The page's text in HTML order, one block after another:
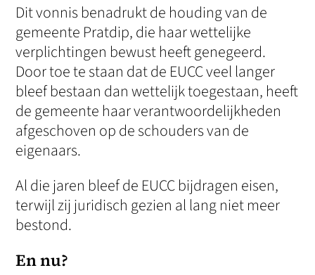
Dit vonnis benadrukt de houding van de
gemeente Pratdip, die haar wettelijke
verplichtingen bewust heeft genegeerd.
Door toe te staan dat de EUCC veel langer
bleef bestaan dan wettelijk toegestaan, heeft
de gemeente haar verantwoordelijkheden
afgeschoven op de schouders van de
eigenaars.
Al die jaren bleef de EUCC bijdragen eisen,
terwijl zij juridisch gezien al lang niet meer
bestond.
En nu?